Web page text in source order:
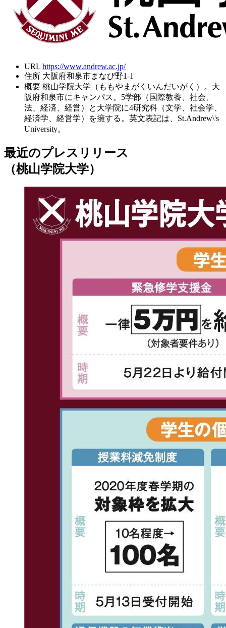
URL https://www.andrew.ac.jp/
住所 大阪府和泉市まなび野1-1
概要 桃山学院大学（ももやまがくいんだいがく）。大
阪府和泉市にキャンパス。5学部（国際教養、社会、
法、経済、経営）と大学院に4研究科（文学、社会学、
経済学、経営学）を擁する。英文表記は、St.Andrew\'s
University。
最近のプレスリリース
（桃山学院大学）